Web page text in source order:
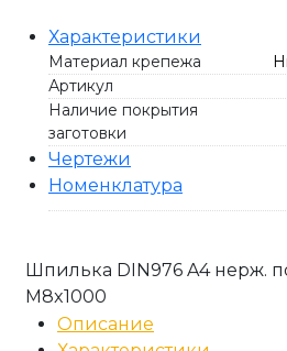
Характеристики
Материал крепежа
Артикул
Наличие покрытия
заготовки
Чертежи
Номенклатура
Шпилька DIN976 A4 нерж.
М8x1000
Описание